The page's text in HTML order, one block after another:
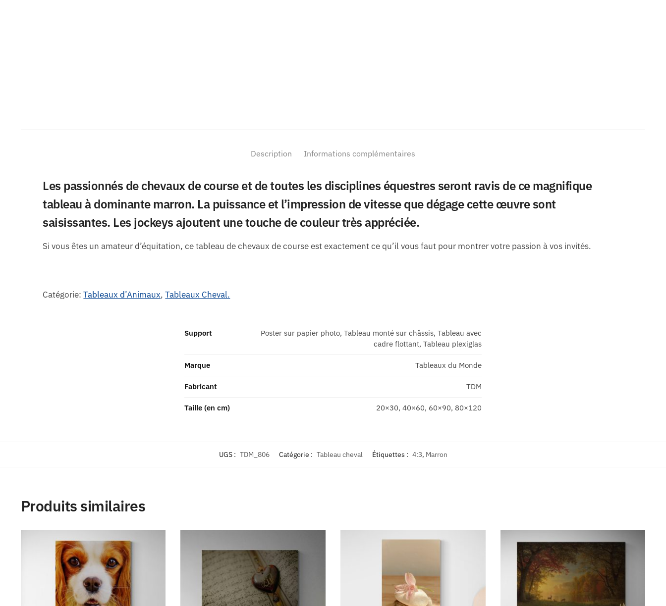
Description Informations complémentaires
Les passionnés de chevaux de course et de toutes les disciplines équestres seront ravis de ce magnifique
tableau à dominante marron. La puissance et l’impression de vitesse que dégage cette œuvre sont
saisissantes. Les jockeys ajoutent une touche de couleur très appréciée.
Si vous êtes un amateur d’équitation, ce tableau de chevaux de course est exactement ce qu’il vous faut pour montrer votre passion à vos invités.
Catégorie:Tableaux d’Animaux,Tableaux Cheval.
Support
Poster sur papier photo, Tableau monté sur châssis, Tableau avec
cadre flottant, Tableau plexiglas
Marque Tableaux du Monde
Fabricant TDM
Taille (en cm) 20×30, 40×60, 60×90, 80×120
UGS : TDM_806 Catégorie : Tableau cheval Étiquettes : 4:3, Marron
Produits similaires